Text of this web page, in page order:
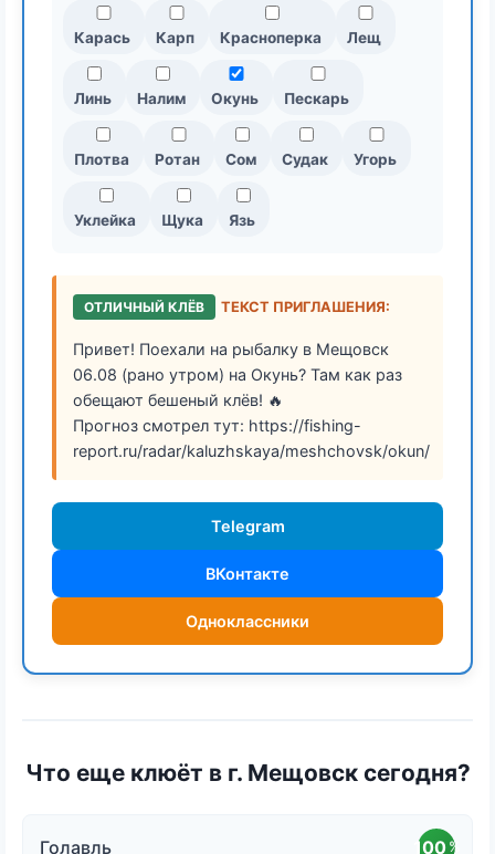
Карась Карп Красноперка Лещ
Линь Налим Окунь Пескарь
Плотва Ротан Сом Судак Угорь
Уклейка Щука Язь
ОТЛИЧНЫЙ КЛЁВ ТЕКСТ ПРИГЛАШЕНИЯ:
Привет! Поехали на рыбалку в Мещовск
06.08 (рано утром) на Окунь? Там как раз
обещают бешеный клёв! 🔥
Прогноз смотрел тут: https://fishing-
report.ru/radar/kaluzhskaya/meshchovsk/okun/
Telegram
ВКонтакте
Одноклассники
Что еще клюёт в г. Мещовск сегодня?
Голавль 100 %